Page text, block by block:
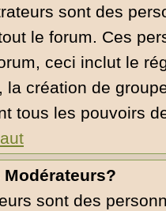
sont des
le forum. Ces
ceci inclut le
la création de
tous les pouvoirs
sont des